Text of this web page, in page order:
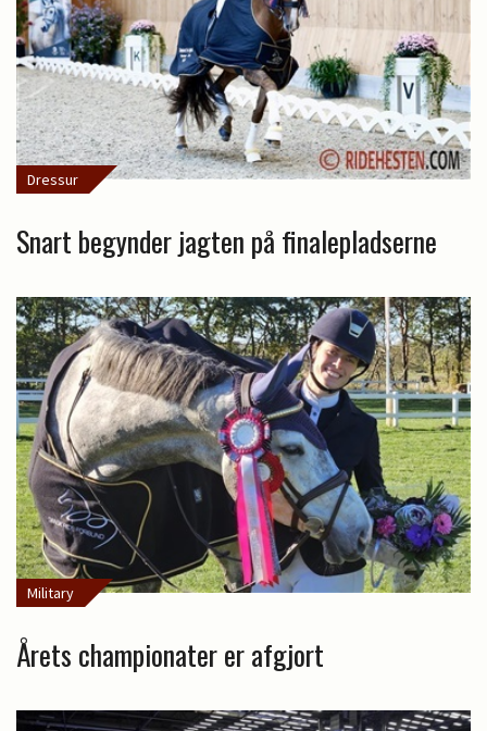
Dressur
Snart begynder jagten på finalepladserne
Military
Årets championater er afgjort